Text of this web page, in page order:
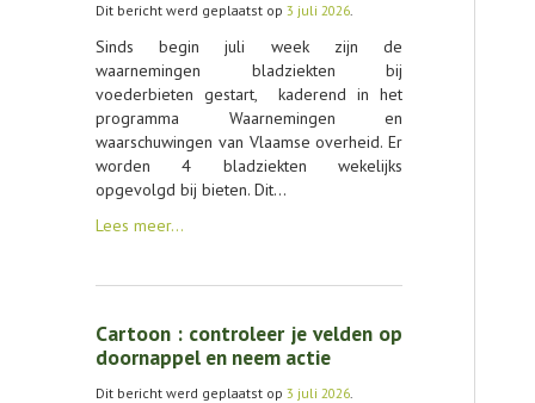
OVER LCV
CONTACT
Dit bericht werd geplaatst op 3 juli 2026.
Sinds begin juli week zijn de
waarnemingen bladziekten bij
voederbieten gestart, kaderend in het
programma Waarnemingen en
waarschuwingen van Vlaamse overheid. Er
worden 4 bladziekten wekelijks
opgevolgd bij bieten. Dit…
Lees meer…
Cartoon : controleer je velden op
doornappel en neem actie
Dit bericht werd geplaatst op 3 juli 2026.